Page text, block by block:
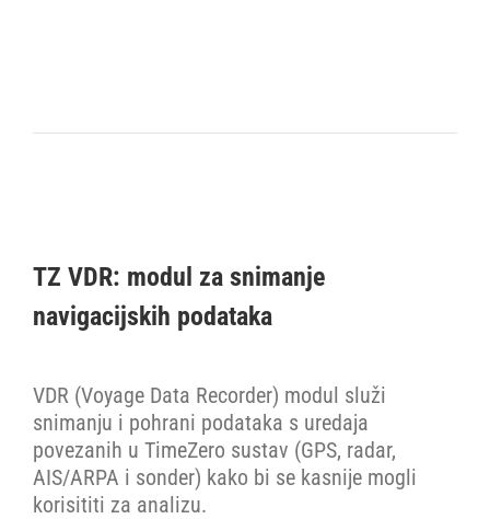
TZ VDR: modul za snimanje
navigacijskih podataka
VDR (Voyage Data Recorder) modul služi
snimanju i pohrani podataka s uredaja
povezanih u TimeZero sustav (GPS, radar,
AIS/ARPA i sonder) kako bi se kasnije mogli
korisititi za analizu.